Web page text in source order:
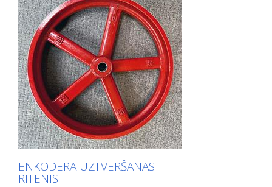
pieprasījumu. Šo informāciju par
izstrādājumu varat pasūtīt arī drukātā
veidā. Tomēr mēs jums iekasēsim
ražošanas izmaksas, maksu par apstrādi
un nosūtīšanu.
ENKODERA UZTVERŠANAS
RITENIS